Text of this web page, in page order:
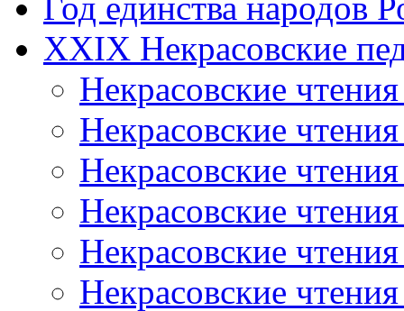
Год единства народов
XXIX Некрасовские
Некрасовские
Некрасовские
Некрасовские
Некрасовские
Некрасовские
Некрасовские